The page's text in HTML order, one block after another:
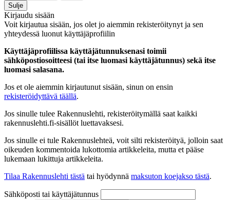
Sulje
Kirjaudu sisään
Voit kirjautua sisään, jos olet jo aiemmin rekisteröitynyt ja sen
yhteydessä luonut käyttäjäprofiilin
Käyttäjäprofiilissa käyttäjätunnuksenasi toimii
sähköpostiosoitteesi (tai itse luomasi käyttäjätunnus) sekä itse
luomasi salasana.
Jos et ole aiemmin kirjautunut sisään, sinun on ensin
rekisteröidyttävä täällä.
Jos sinulle tulee Rakennuslehti, rekisteröitymällä saat kaikki
rakennuslehti.fi-sisällöt luettavaksesi.
Jos sinulle ei tule Rakennuslehteä, voit silti rekisteröityä, jolloin saat
oikeuden kommentoida lukottomia artikkeleita, mutta et pääse
lukemaan lukittuja artikkeleita.
Tilaa Rakennuslehti tästä tai hyödynnä maksuton koejakso tästä.
Sähköposti tai käyttäjätunnus